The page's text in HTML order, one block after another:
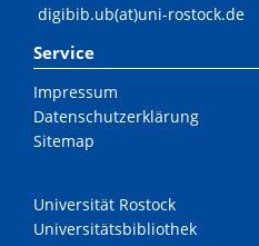
digibib.ub(at)uni-rostock.de
Service
Impressum
Datenschutzerklärung
Sitemap
Universität Rostock
Universitätsbibliothek